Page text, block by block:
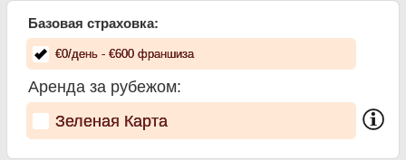
Базовая страховка:
€0/день - €600франшиза
Аренда за рубежом:
Зеленая Карта